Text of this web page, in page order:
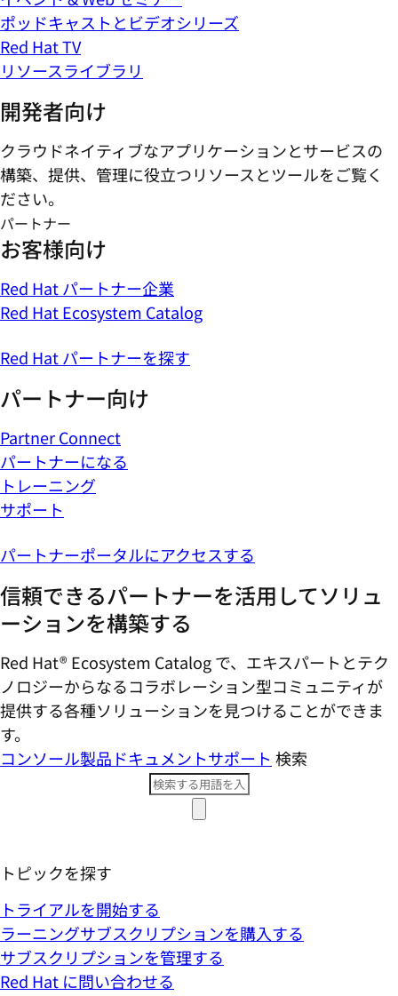
ポッドキャストとビデオシリーズ
Red Hat TV
リソースライブラリ
開発者向け
クラウドネイティブなアプリケーションとサービスの
構築、提供、管理に役立つリソースとツールをご覧く
ださい。
パートナー
お客様向け
Red Hat パートナー企業
Red Hat Ecosystem Catalog
Red Hat パートナーを探す
パートナー向け
Partner Connect
パートナーになる
トレーニング
サポート
パートナーポータルにアクセスする
信頼できるパートナーを活用してソリュ
ーションを構築する
Red Hat® Ecosystem Catalog で、エキスパートとテク
ノロジーからなるコラボレーション型コミ​ュニティが
提供する各種ソリューションを見つけることができま
す。
コンソール製品ドキュメントサポート 検索
トピックを探す
トライアルを開始する
ラーニングサブスクリプションを購入する
サブスクリプションを管理する
Red Hat に問い合わせる